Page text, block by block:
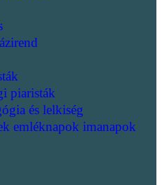
piaristák
és lelkiség
emléknapok imanapok